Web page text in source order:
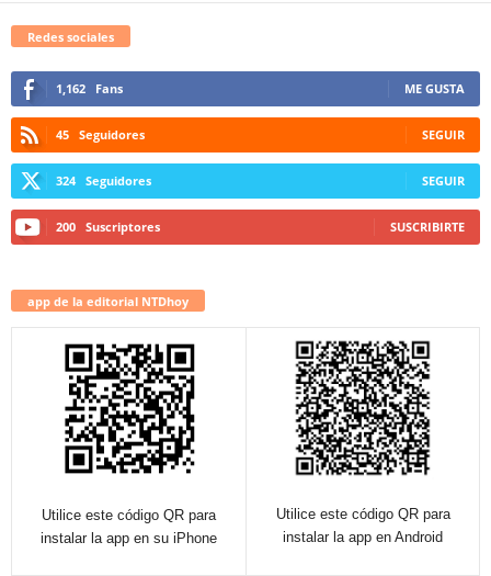
Redes sociales
1,162 Fans ME GUSTA
45 Seguidores SEGUIR
324 Seguidores SEGUIR
200 Suscriptores SUSCRIBIRTE
app de la editorial NTDhoy
Utilice este código QR para
instalar la app en su iPhone
Utilice este código QR para
instalar la app en Android